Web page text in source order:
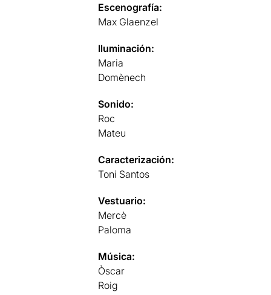
Escenografía:
Max Glaenzel
Iluminación:
Maria
Domènech
Sonido:
Roc
Mateu
Caracterización:
Toni Santos
Vestuario:
Mercè
Paloma
Música:
Òscar
Roig